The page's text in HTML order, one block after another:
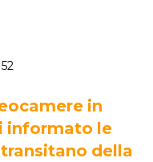
in
informato le
della